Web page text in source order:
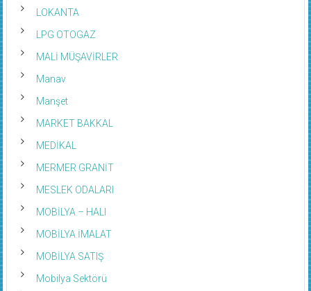
LOKANTA
LPG OTOGAZ
MALİ MÜŞAVİRLER
Manav
Manşet
MARKET BAKKAL
MEDİKAL
MERMER GRANİT
MESLEK ODALARI
MOBİLYA – HALI
MOBİLYA İMALAT
MOBİLYA SATIŞ
Mobilya Sektörü